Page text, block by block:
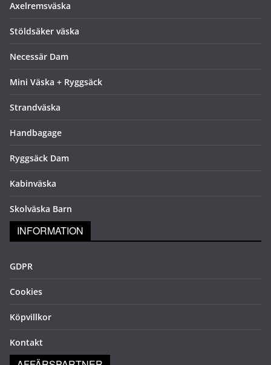
Axelremsväska
Stöldsäker väska
Necessär Dam
Mini Väska + Ryggsäck
Strandväska
Handbagage
Ryggsäck Dam
Kabinväska
Skolväska Barn
INFORMATION
GDPR
Cookies
Köpvillkor
Kontakt